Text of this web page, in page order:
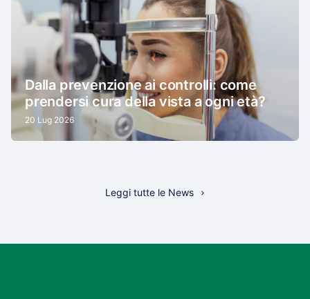
Dalla prevenzione ai controlli: come
prendersi cura della vista a ogni età?
20 Lug 2026
Leggi tutte le News